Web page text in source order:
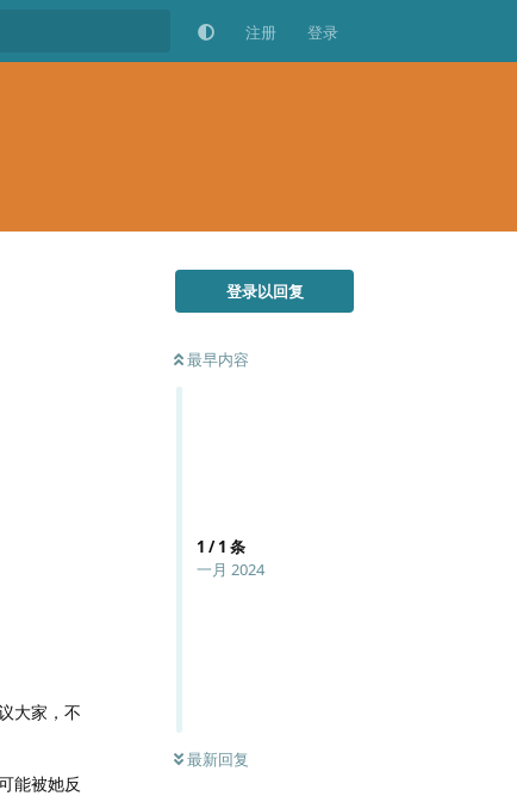
注册 登录
登录以回复
最早内容
1 /1 条
一月 2024
最新回复
大家，不
能被她反